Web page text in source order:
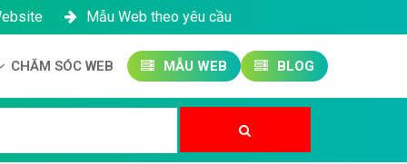
Mẫu Web theo yêu cầu
CHĂM SÓC WEB MẪU WEB BLOG